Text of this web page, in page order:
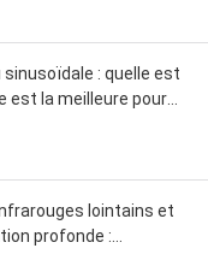
sinusoïdale : quelle est
est la meilleure pour
lointains et
profonde :